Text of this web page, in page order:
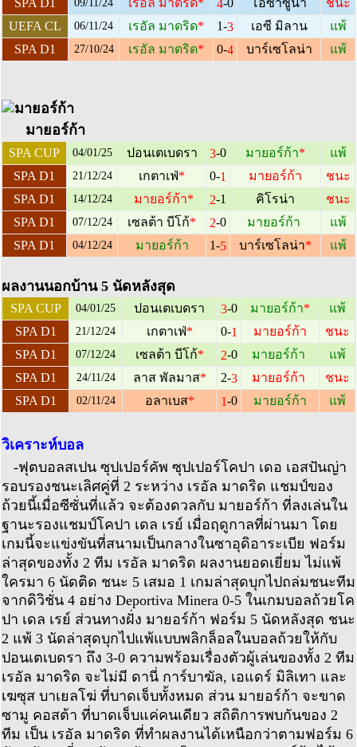
SPA D1 09/11/24 เรอัล มาดริด* 4 โอซาซูน่า
ชนะ
UEFA CL
06/11/24 เรอัล มาดริด* 1-3 เอซี มิลาน
แพ้
SPA D1
27/10/24 เรอัล มาดริด* 0-4 บาร์เซโลน่า แพ้
มายอร์ก้า
SPA CUP 04/01/25 ปอนเตเบดรา 3-0 มายอร์ก้า*
แพ้
SPA D1
21/12/24 เกตาเฟ่* 0-1 มายอร์ก้า
ชนะ
SPA D1
14/12/24 มายอร์ก้า* 2-1 คิโรน่า
ชนะ
SPA D1
07/12/24 เซลต้า บีโก้* 2-0 มายอร์ก้า
แพ้
SPA D1
04/12/24 มายอร์ก้า 1-5 บาร์เซโลน่า* แพ้
ผลงานนอกบ้าน 5 นัดหลังสุด
SPA CUP 04/01/25 ปอนเตเบดรา 3-0 มายอร์ก้า*
แพ้
SPA D1
21/12/24 เกตาเฟ่* 0-1 มายอร์ก้า
ชนะ
SPA D1
07/12/24 เซลต้า บีโก้* 2-0 มายอร์ก้า
แพ้
SPA D1
24/11/24 ลาส พัลมาส* 2-3 มายอร์ก้า
ชนะ
SPA D1
02/11/24 อลาเบส* 1-0 มายอร์ก้า แพ้
วิเคราะห์บอล
-ฟุตบอลสเปน ซุปเปอร์คัพ ซุปเปอร์โคปา เดอ เอสปันญ่า
รอบรองชนะเลิศคู่ที่ 2 ระหว่าง เรอัล มาดริด แชมป์ของ
ถ้วยนี้เมื่อซีซั่นที่แล้ว จะต้องดวลกับ มายอร์ก้า ที่ลงเล่นใน
ฐานะรองแชมป์โคปา เดล เรย์ เมื่อฤดูกาลที่ผ่านมา โดย
เกมนี้จะแข่งขันที่สนามเป็นกลางในซาอุดิอาระเบีย ฟอร์ม
ล่าสุดของทั้ง 2 ทีม เรอัล มาดริด ผลงานยอดเยี่ยม ไม่แพ้
ใครมา 6 นัดติด ชนะ 5 เสมอ 1 เกมล่าสุดบุกไปถล่มชนะทีม
จากดิวิชั่น 4 อย่าง Deportiva Minera 0-5 ในเกมบอลถ้วยโค
ปา เดล เรย์ ส่วนทางฝั่ง มายอร์ก้า ฟอร์ม 5 นัดหลังสุด ชนะ
2 แพ้ 3 นัดล่าสุดบุกไปแพ้แบบพลิกล็อลในบอลถ้วยให้กับ
ปอนเตเบดรา ถึง 3-0 ความพร้อมเรื่องตัวผู้เล่นของทั้ง 2 ทีม
เรอัล มาดริด จะไม่มี ดานี่ การ์บาฆัล, เอแดร์ มิลิเทา และ
เฆซุส บาเยลโฆ่ ที่บาดเจ็บทั้งหมด ส่วน มายอร์ก้า จะขาด
ซามู คอสต้า ที่บาดเจ็บแค่คนเดียว สถิติการพบกันของ 2
ทีม เป็น เรอัล มาดริด ที่ทำผลงานได้เหนือกว่าตามฟอร์ม 6